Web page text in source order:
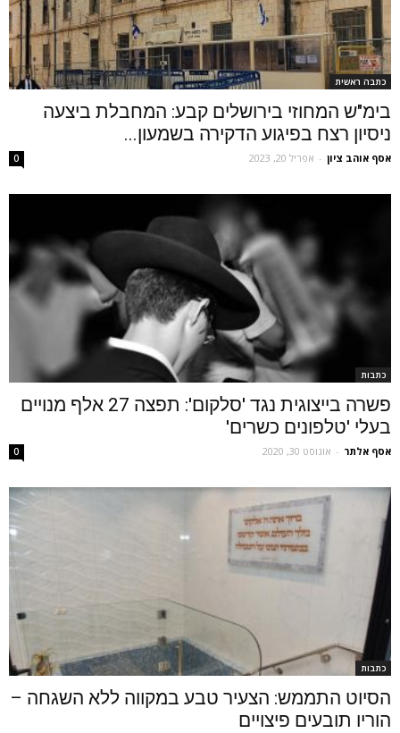
כתבה ראשית
בימ"ש המחוזי בירושלים קבע: המחבלת ביצעה
ניסיון רצח בפיגוע הדקירה בשמעון...
אסף אוהב ציון - אפריל 20, 2023 0
כתבות
פשרה בייצוגית נגד 'סלקום': תפצה 27 אלף מנויים
בעלי 'טלפונים כשרים'
אסף אלתר - אוגוסט 30, 2020 0
כתבות
הסיוט התממש: הצעיר טבע במקווה ללא השגחה –
הוריו תובעים פיצויים